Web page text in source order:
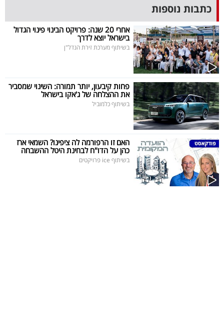
כתבות נוספות
אחרי 20 שנה: פרויקט הבינוי פינוי הגדול
בישראל יוצא לדרך
בשיתוף מערכת זירת הנדל"ן
פחות קיבעון, יותר תמורה: השינוי שמסביר
את ההצלחה של ג'אקו בישראל
בשיתוף כלמוביל
האם זו הרפורמה לה ציפינו? השמאי ארז
כהן על הדו"ח לבחינת היטל ההשבחה
בשיתוף ice פרויקטים